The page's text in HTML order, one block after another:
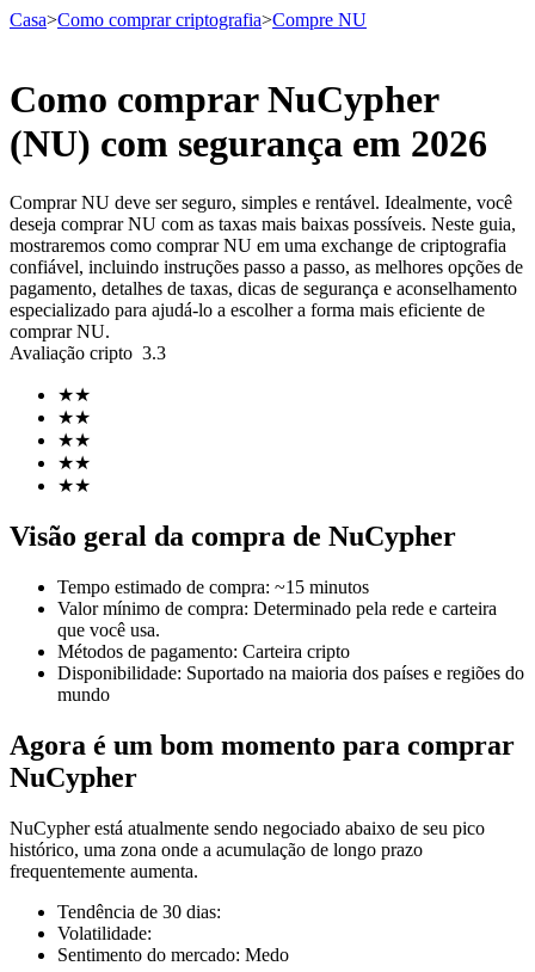
Futuros
Futuros de USDT
Futuros usando USDT como garantia
Futuros COIN-M
Futuros de criptomoeda
TradFi
Casa>Como comprar criptografia>Compre NU
Como comprar NuCypher
(NU) com segurança em 2026
Comprar NU deve ser seguro, simples e rentável. Idealmente, você
deseja comprar NU com as taxas mais baixas possíveis. Neste guia,
mostraremos como comprar NU em uma exchange de criptografia
confiável, incluindo instruções passo a passo, as melhores opções de
pagamento, detalhes de taxas, dicas de segurança e aconselhamento
especializado para ajudá-lo a escolher a forma mais eficiente de
comprar NU.
Avaliação cripto 3.3
★★
★★
★★
★★
★★
Visão geral da compra de NuCypher
Tempo estimado de compra: ~15 minutos
Valor mínimo de compra: Determinado pela rede e carteira
que você usa.
Métodos de pagamento: Carteira cripto
Disponibilidade: Suportado na maioria dos países e regiões do
mundo
Agora é um bom momento para comprar
NuCypher
NuCypher está atualmente sendo negociado abaixo de seu pico
histórico, uma zona onde a acumulação de longo prazo
frequentemente aumenta.
Tendência de 30 dias:
Volatilidade:
Sentimento do mercado: Medo